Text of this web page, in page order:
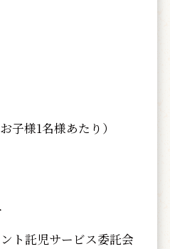
子様1名様あたり）
ト託児サービス委託会